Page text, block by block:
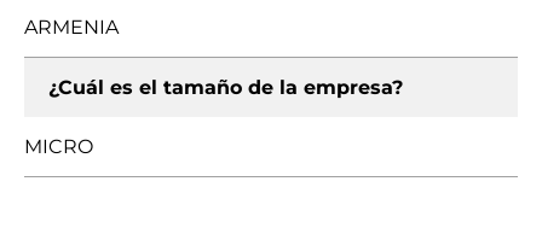
ARMENIA
¿Cuál es el tamaño de la empresa?
MICRO